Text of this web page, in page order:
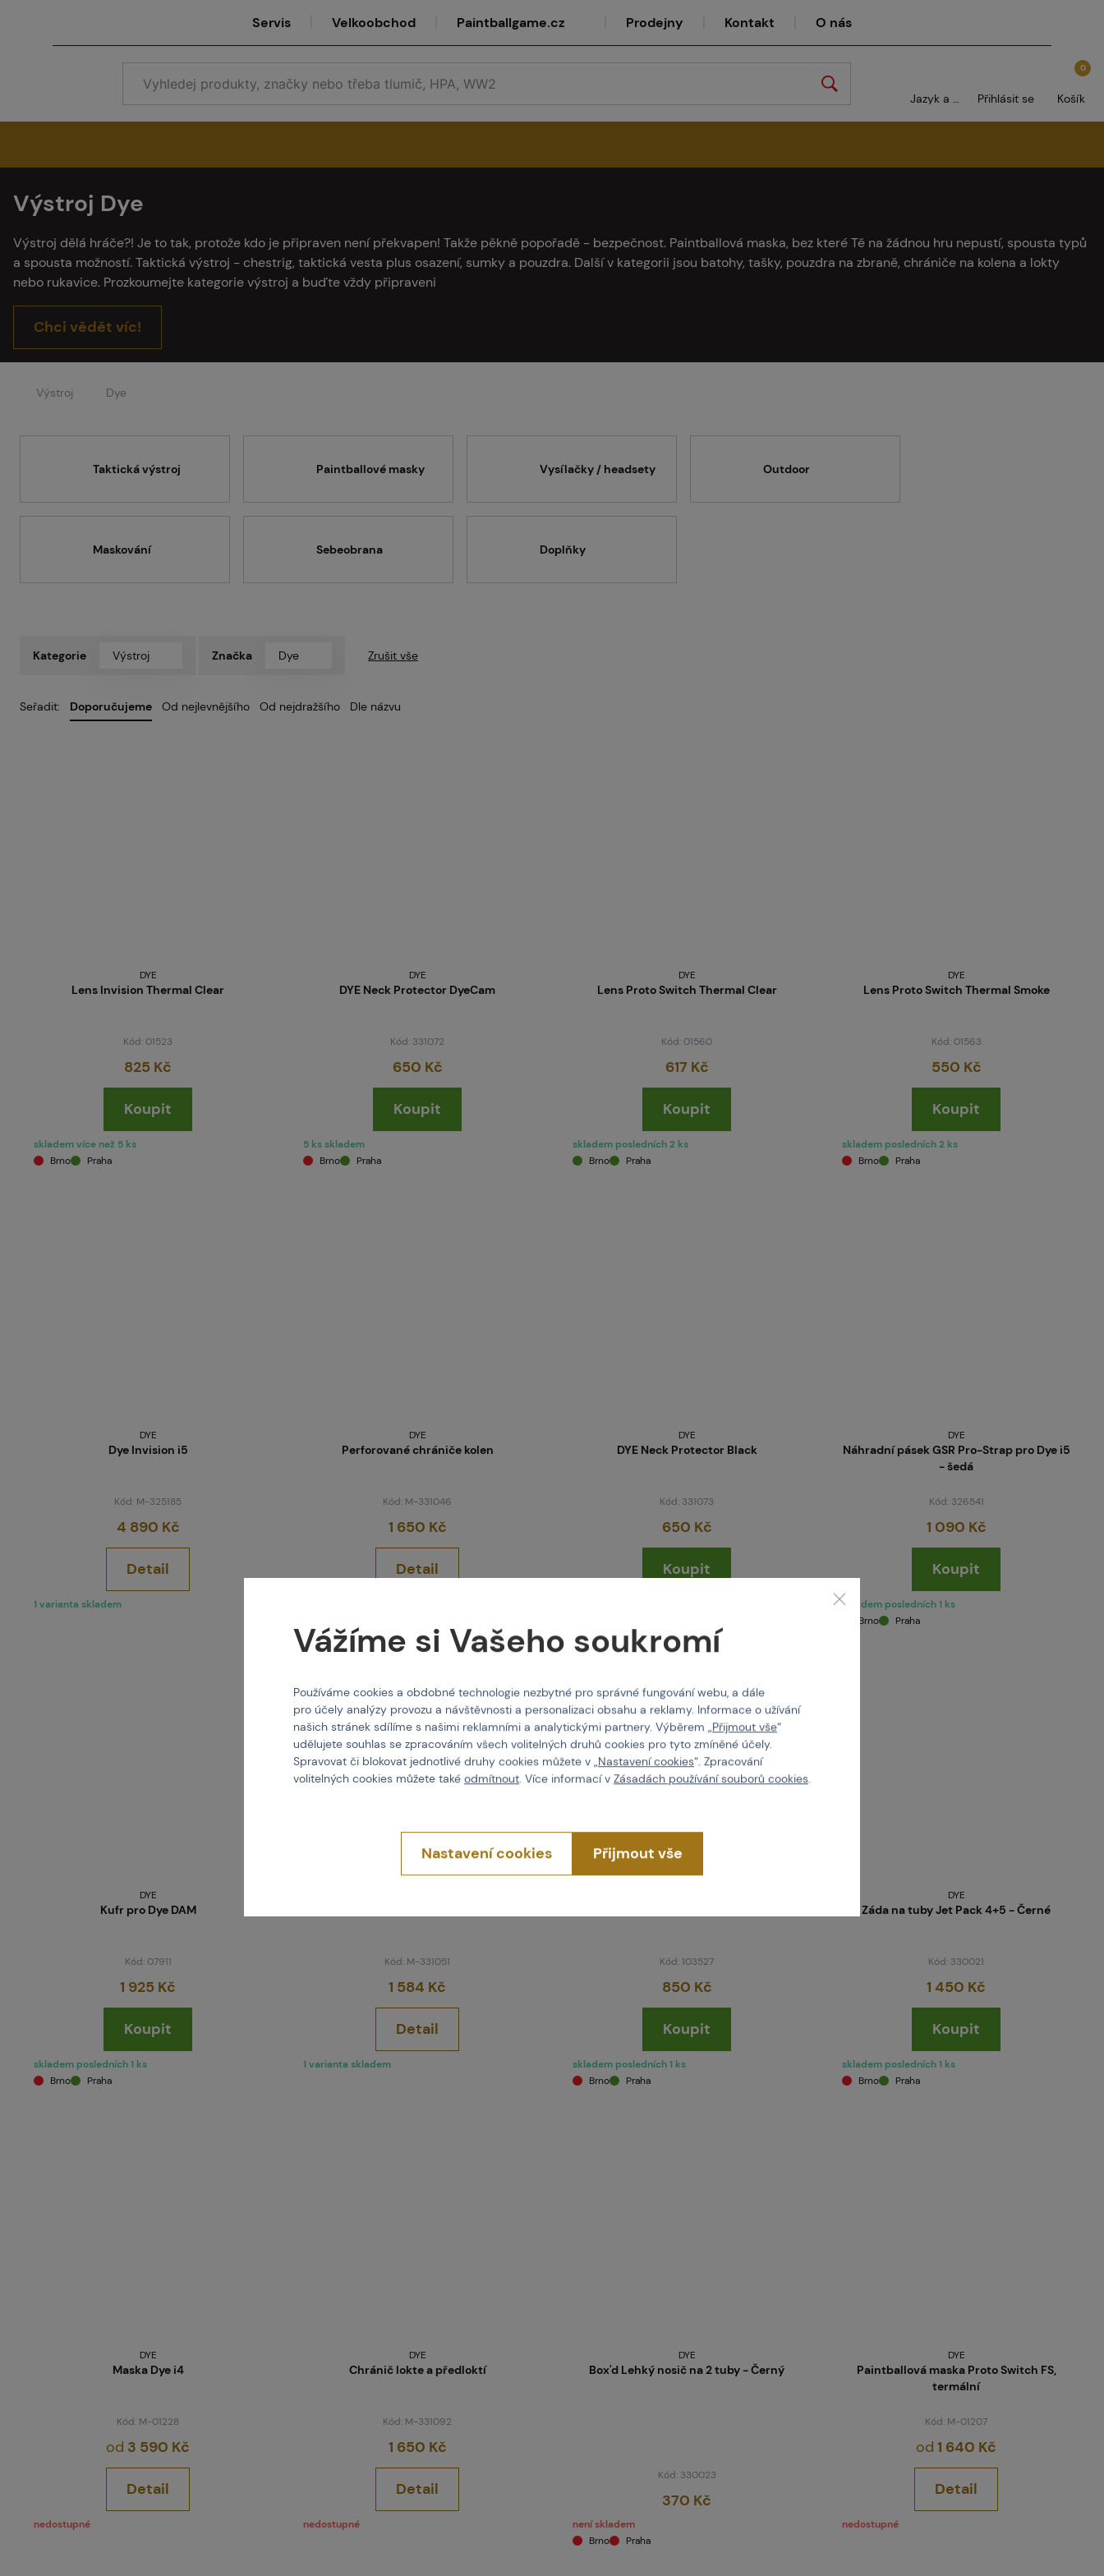
Servis Velkoobchod Paintballgame.cz Prodejny Kontakt O nás
Jazyk a měna Přihlásit se
0
Košík
Velkoobchod
Výstroj Dye
Výstroj dělá hráče?! Je to tak, protože kdo je připraven není překvapen! Takže pěkně popořadě - bezpečnost. Paintballová maska, bez které Tě na žádnou hru nepustí, spousta typů
a spousta možností. Taktická výstroj - chestrig, taktická vesta plus osazení, sumky a pouzdra. Další v kategorii jsou batohy, tašky, pouzdra na zbraně, chrániče na kolena a lokty
nebo rukavice. Prozkoumejte kategorie výstroj a buďte vždy připraveni
Chci vědět víc!
Výstroj Dye
Taktická výstroj Paintballové masky Vysílačky / headsety Outdoor
Maskování Sebeobrana Doplňky
Kategorie Výstroj Značka Dye Zrušit vše
Seřadit: Doporučujeme Od nejlevnějšího Od nejdražšího Dle názvu
DYE
Lens Invision Thermal Clear
Kód: 01523
825 Kč
Koupit
skladem více než 5 ks
Brno
Praha
DYE
DYE Neck Protector DyeCam
Kód: 331072
650 Kč
Koupit
5 ks skladem
Brno
Praha
DYE
Lens Proto Switch Thermal Clear
Kód: 01560
617 Kč
Koupit
skladem posledních 2 ks
Brno
Praha
DYE
Lens Proto Switch Thermal Smoke
Kód: 01563
550 Kč
Koupit
skladem posledních 2 ks
Brno
Praha
DYE
Dye Invision i5
Kód: M-325185
4 890 Kč
Detail
1 varianta skladem
DYE
Perforované chrániče kolen
Kód: M-331046
1 650 Kč
Detail
DYE
DYE Neck Protector Black
Kód: 331073
650 Kč
Koupit
DYE
Náhradní pásek GSR Pro-Strap pro Dye i5
- šedá
Kód: 326541
1 090 Kč
Koupit
skladem posledních 1 ks
Brno
Praha
DYE
Kufr pro Dye DAM
Kód: 07911
1 925 Kč
Koupit
skladem posledních 1 ks
Brno
Praha
Kód: M-331051
1 584 Kč
Detail
1 varianta skladem
Kód: 103527
850 Kč
Koupit
skladem posledních 1 ks
Brno
Praha
DYE
Záda na tuby Jet Pack 4+5 - Černé
Kód: 330021
1 450 Kč
Koupit
skladem posledních 1 ks
Brno
Praha
DYE
Maska Dye i4
Kód: M-01228
od 3 590 Kč
Detail
nedostupné
DYE
Chránič lokte a předloktí
Kód: M-331092
1 650 Kč
Detail
nedostupné
DYE
Box'd Lehký nosič na 2 tuby - Černý
Kód: 330023
370 Kč
není skladem
Brno
Praha
DYE
Paintballová maska Proto Switch FS,
termální
Kód: M-01207
od 1 640 Kč
Detail
nedostupné
Vážíme si Vašeho soukromí
Používáme cookies a obdobné technologie nezbytné pro správné fungování webu, a dále
pro účely analýzy provozu a návštěvnosti a personalizaci obsahu a reklamy. Informace o užívání
našich stránek sdílíme s našimi reklamními a analytickými partnery. Výběrem „Přijmout vše“
udělujete souhlas se zpracováním všech volitelných druhů cookies pro tyto zmíněné účely.
Spravovat či blokovat jednotlivé druhy cookies můžete v „Nastavení cookies“. Zpracování
volitelných cookies můžete také odmítnout. Více informací v Zásadách používání souborů cookies.
Nastavení cookies Přijmout vše